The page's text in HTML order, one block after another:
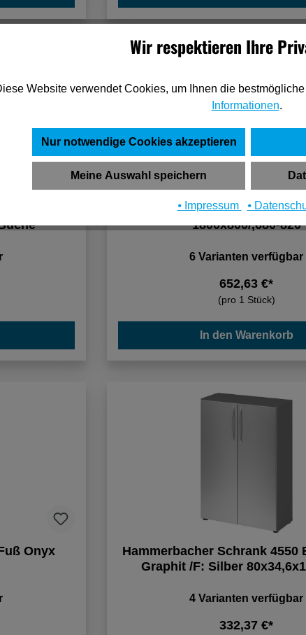
Geramöbel Schreibtisch C-
1800x800/,680-820
6 Varianten verfügbar
652,63 €*
(pro 1 Stück)
In den Warenkorb
Onyx
Hammerbacher Schrank 4550
Graphit /F: Silber
4 Varianten verfügbar
332,37 €*
Wir respektieren Ihre
Website verwendet Cookies, um Ihnen die
Informationen.
Nur notwendige Cookies akzeptieren
Meine Auswahl speichern
⦁ Impressum ⦁